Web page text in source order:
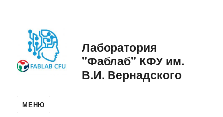
Лаборатория
"Фаблаб" КФУ им.
В.И. Вернадского
МЕНЮ